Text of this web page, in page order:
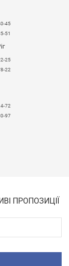
45
51
25
22
72
97
ПРОПОЗИЦІЇ